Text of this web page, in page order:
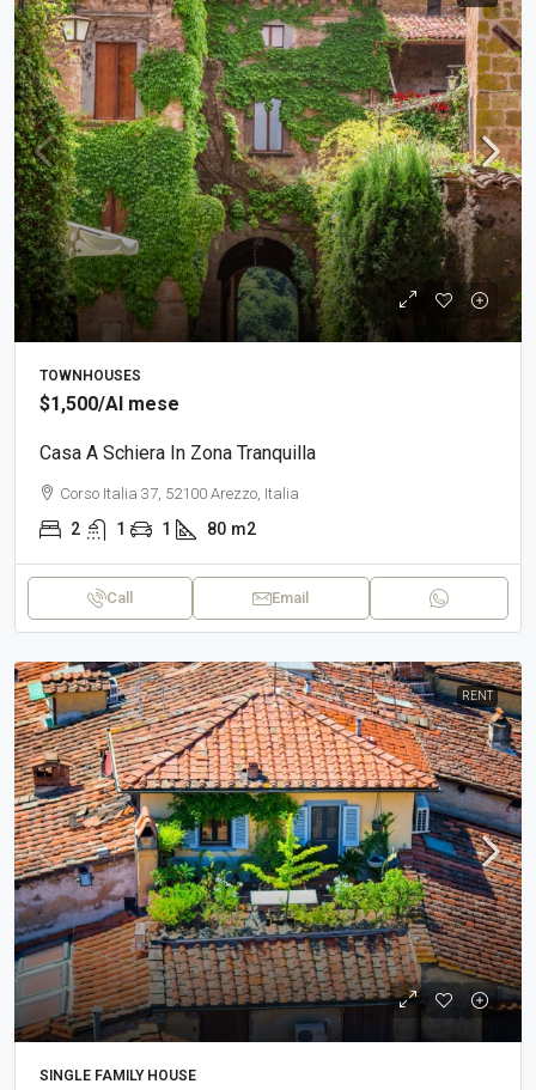
TOWNHOUSES
$1,500/Al mese
Casa A Schiera In Zona Tranquilla
Corso Italia 37, 52100 Arezzo, Italia
2 1 1 80 m2
Call Email
RENT
SINGLE FAMILY HOUSE